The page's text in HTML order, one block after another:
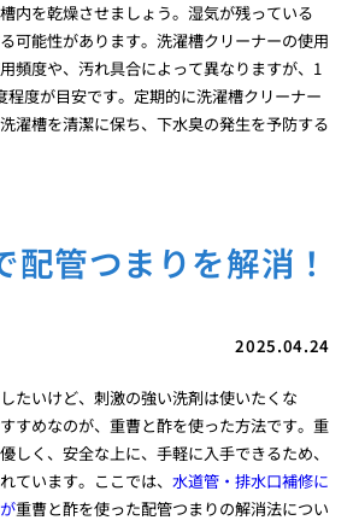
内を乾燥させましょう。湿気が残っている
可能性があります。洗濯槽クリーナーの使用
頻度や、汚れ具合によって異なりますが、1
程度が目安です。定期的に洗濯槽クリーナー
濯槽を清潔に保ち、下水臭の発生を予防する
配管つまりを解消！
2025.04.24
たいけど、刺激の強い洗剤は使いたくな
すめなのが、重曹と酢を使った方法です。重
しく、安全な上に、手軽に入手できるため、
ています。ここでは、水道管・排水口補修に
重曹と酢を使った配管つまりの解消法につい